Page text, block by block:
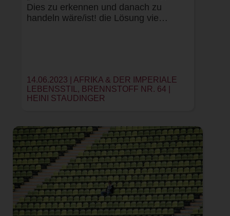
Dies zu erkennen und danach zu
handeln wäre/ist! die Lösung vie…
14.06.2023 | AFRIKA & DER IMPERIALE
LEBENSSTIL, BRENNSTOFF NR. 64 |
HEINI STAUDINGER